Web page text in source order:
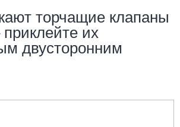
торчащие клапаны
их
двусторонним